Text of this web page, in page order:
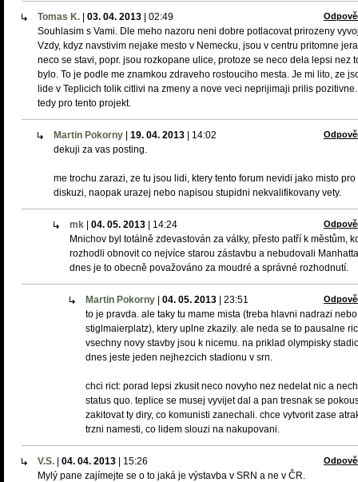
Tomas K. 03. 04. 2013 02:49
Souhlasim s Vami. Dle meho nazoru neni dobre potlacovat prirozeny
Vzdy, kdyz navstivim nejake mesto v Nemecku, jsou v centru pritomne
neco se stavi, popr. jsou rozkopane ulice, protoze se neco dela lepsi nez
bylo. To je podle me znamkou zdraveho rostouciho mesta. Je mi lito, ze
lide v Teplicich tolik citlivi na zmeny a nove veci neprijimaji prilis
tedy pro tento projekt.
Martin Pokorny 19. 04. 2013 14:02
dekuji za vas posting.
me trochu zarazi, ze tu jsou lidi, ktery tento forum nevidi jako misto pro
diskuzi, naopak urazej nebo napisou stupidni nekvalifikovany vety.
mk 04. 05. 2013 14:24
Mnichov byl totálně zdevastován za války, přesto patří k městům,
rozhodli obnovit co nejvíce starou zástavbu a nebudovali
dnes je to obecně považováno za moudré a správné rozhodnutí.
Martin Pokorny 04. 05. 2013 23:51
to je pravda. ale taky tu mame mista (treba hlavni nadrazi nebo
stiglmaierplatz), ktery uplne zkazily. ale neda se to pausalne
vsechny novy stavby jsou k nicemu. na priklad olympisky
dnes jeste jeden nejhezcich stadionu v srn.
chci rict: porad lepsi zkusit neco novyho nez nedelat nic a
status quo. teplice se musej vyvijet dal a pan tresnak se
zakitovat ty diry, co komunisti zanechali. chce vytvorit zase
trzni namesti, co lidem slouzi na nakupovani.
V.S. 04. 04. 2013 15:26
Mylý pane zajímejte se o to jaká je výstavba v SRN a ne v ČR.